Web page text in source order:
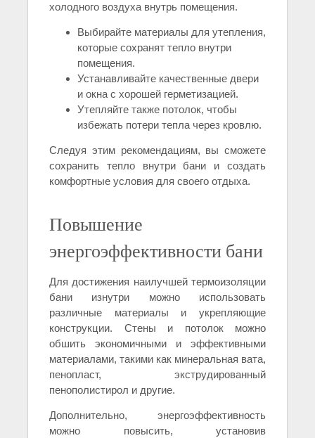
холодного воздуха внутрь помещения.
Выбирайте материалы для утепления,
которые сохранят тепло внутри
помещения.
Устанавливайте качественные двери
и окна с хорошей герметизацией.
Утепляйте также потолок, чтобы
избежать потери тепла через кровлю.
Следуя этим рекомендациям, вы сможете
сохранить тепло внутри бани и создать
комфортные условия для своего отдыха.
Повышение
энергоэффективности бани
Для достижения наилучшей термоизоляции
бани изнутри можно использовать
различные материалы и укрепляющие
конструкции. Стены и потолок можно
обшить экономичными и эффективными
материалами, такими как минеральная вата,
пенопласт, экструдированный
пенополистирол и другие.
Дополнительно, энергоэффективность
можно повысить, установив